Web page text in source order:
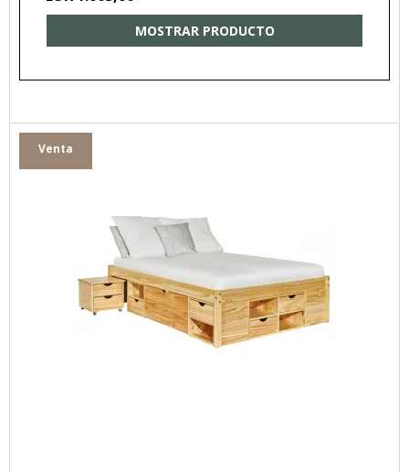
MOSTRAR PRODUCTO
Venta